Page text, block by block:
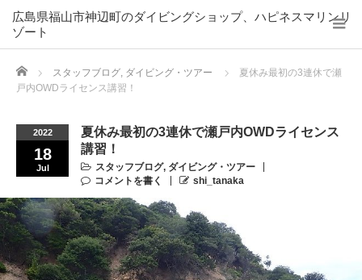
広島県福山市神辺町のダイビングショップ、ハピネスマリンリ
ゾート
Home スタッフブログ, ダイビング・ツアー
夏休み最初の3連休で瀬
戸内OWDライセンス講習！
2022
18
Jul
夏休み最初の3連休で瀬戸内OWDライセンス
講習！
スタッフブログ, ダイビング・ツアー
コメントを書く
shi_tanaka